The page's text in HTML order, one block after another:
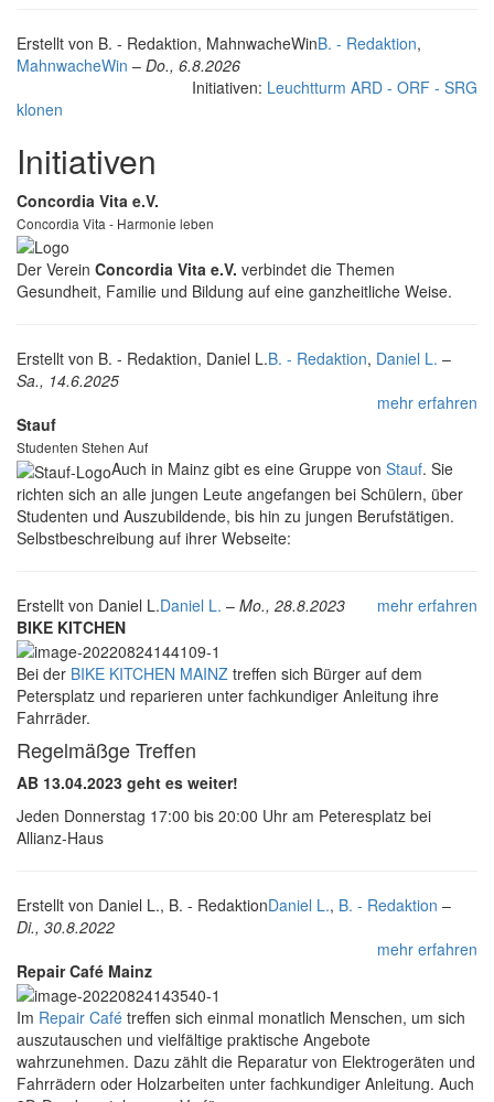
Erstellt von B. - Redaktion, MahnwacheWinB. - Redaktion,
MahnwacheWin – Do., 6.8.2026
Initiativen: Leuchtturm ARD - ORF - SRG
klonen
Initiativen
Concordia Vita e.V.
Concordia Vita - Harmonie leben
Der Verein Concordia Vita e.V. verbindet die Themen
Gesundheit, Familie und Bildung auf eine ganzheitliche Weise.
Erstellt von B. - Redaktion, Daniel L.B. - Redaktion, Daniel L. –
Sa., 14.6.2025
mehr erfahren
Stauf
Studenten Stehen Auf
Auch in Mainz gibt es eine Gruppe von Stauf. Sie
richten sich an alle jungen Leute angefangen bei Schülern, über
Studenten und Auszubildende, bis hin zu jungen Berufstätigen.
Selbstbeschreibung auf ihrer Webseite:
Erstellt von Daniel L.Daniel L. – Mo., 28.8.2023
mehr erfahren
BIKE KITCHEN
Bei der BIKE KITCHEN MAINZ treffen sich Bürger auf dem
Petersplatz und reparieren unter fachkundiger Anleitung ihre
Fahrräder.
Regelmäßge Treffen
AB 13.04.2023 geht es weiter!
Jeden Donnerstag 17:00 bis 20:00 Uhr am Peteresplatz bei
Allianz-Haus
Erstellt von Daniel L., B. - RedaktionDaniel L., B. - Redaktion –
Di., 30.8.2022
mehr erfahren
Repair Café Mainz
Im Repair Café treffen sich einmal monatlich Menschen, um sich
auszutauschen und vielfältige praktische Angebote
wahrzunehmen. Dazu zählt die Reparatur von Elektrogeräten und
Fahrrädern oder Holzarbeiten unter fachkundiger Anleitung. Auch